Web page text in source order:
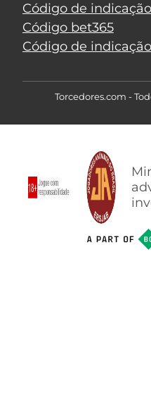
Código de
Código bet365
Código de
Torcedores.com -